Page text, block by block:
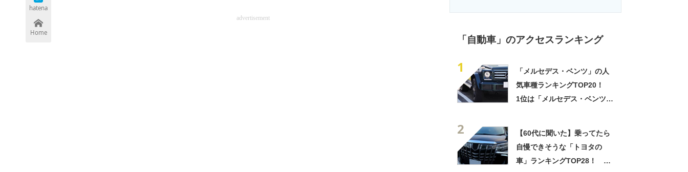
hatena
Home
advertisement
「自動車」のアクセスランキング
1
「メルセデス・ベンツ」の人
気車種ランキングTOP20！
1位は「メルセデス・ベンツ G
2
【60代に聞いた】乗ってたら
自慢できそうな「トヨタの
車」ランキングTOP28！ 第